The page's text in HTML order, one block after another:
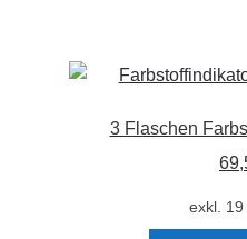
3 Flaschen
exkl. 19